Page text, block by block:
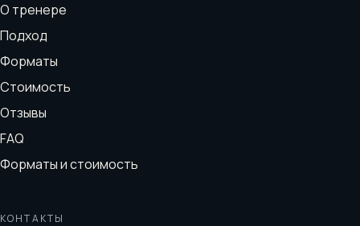
О тренере
Подход
Форматы
Стоимость
Отзывы
FAQ
Форматы и стоимость
КОНТАКТЫ